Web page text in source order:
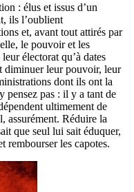
: élus et issus d’un
ils l’oublient
et, avant tout attirés par
le pouvoir et les
électorat qu’à dates
diminuer leur pouvoir, leur
dont ils ont la
pensez pas : il y a tant de
ultimement de
assurément. Réduire la
que seul lui sait éduquer,
rembourser les capotes.